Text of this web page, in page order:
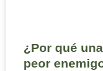
¿Por qué
peor